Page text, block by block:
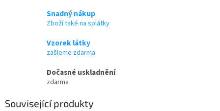
Snadný nákup
Zboží také na splátky
Vzorek látky
zašleme zdarma
Dočasné uskladnění
zdarma
Související produkty